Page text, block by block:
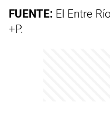
FUENTE: El Entre
+P.